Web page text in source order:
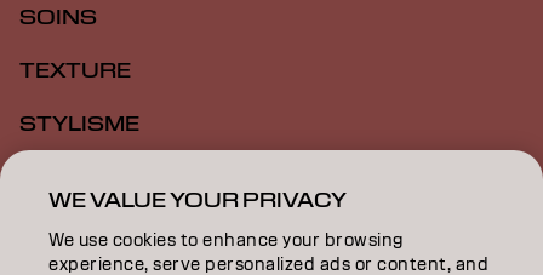
SOINS
TEXTURE
STYLISME
FORMATION
WE VALUE YOUR PRIVACY
We use cookies to enhance your browsing
experience, serve personalized ads or content, and